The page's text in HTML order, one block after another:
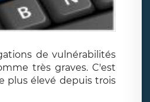
de vulnérabilités
très graves. C'est
plus élevé depuis trois